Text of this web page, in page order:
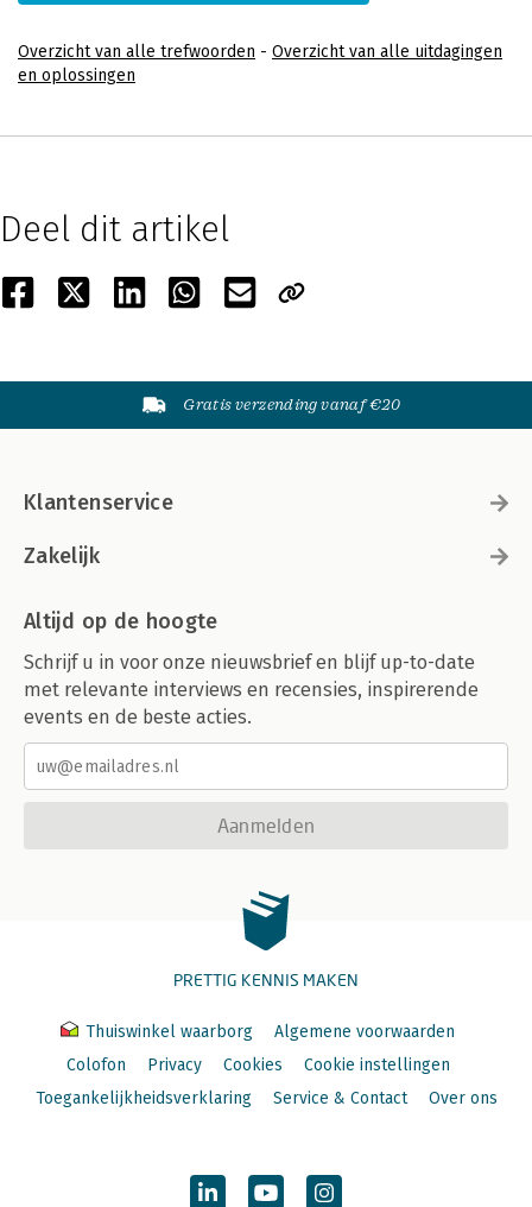
Overzicht van alle trefwoorden - Overzicht van alle uitdagingen
en oplossingen
Deel dit artikel
Gratis verzending vanaf €20
Klantenservice
Zakelijk
Altijd op de hoogte
Schrijf u in voor onze nieuwsbrief en blijf up-to-date
met relevante interviews en recensies, inspirerende
events en de beste acties.
Aanmelden
PRETTIG KENNIS MAKEN
Thuiswinkel waarborg
Algemene voorwaarden
Colofon
Privacy Cookies
Cookie instellingen
Toegankelijkheidsverklaring
Service & Contact Over ons